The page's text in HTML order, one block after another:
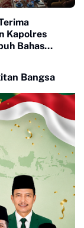
Kapolres
Bahas
Bangsa